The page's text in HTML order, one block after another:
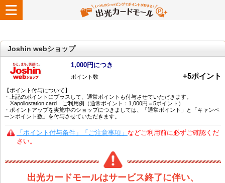
Joshin webショップ
1,000円につき
ポイント数 +5ポイント
【ポイント付与について】
・上記のポイントにプラスして、通常ポイントも付与させていただきます。
※apollostation card ご利用例（通常ポイント：1,000円＝5ポイント）
・ポイントアップを実施中のショップにつきましては、「通常ポイント」と「キャンペ
ーンポイント数」を付与させていただきます。
「ポイント付与条件」「ご注意事項」 などご利用前に必ずご確認くだ
さい。
出光カードモールはサービス終了に伴い、